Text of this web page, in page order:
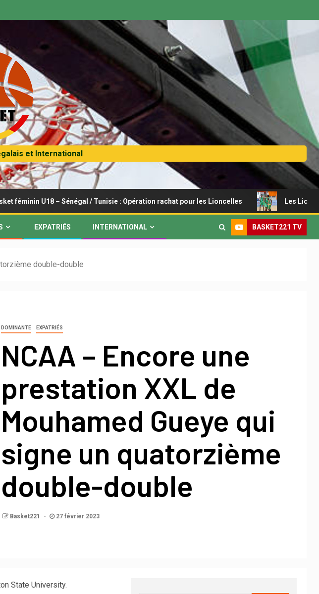
et International
U18 – Sénégal / Tunisie : Opération rachat pour les Lioncelles Les Lionceaux
EXPATRIÉS INTERNATIONAL BASKET221 TV
double-double
DOMINANTE EXPATRIÉS
NCAA – Encore une
prestation XXL de
Mouhamed Gueye qui
signe un quatorzième
double-double
Basket221 27 février 2023
State University.